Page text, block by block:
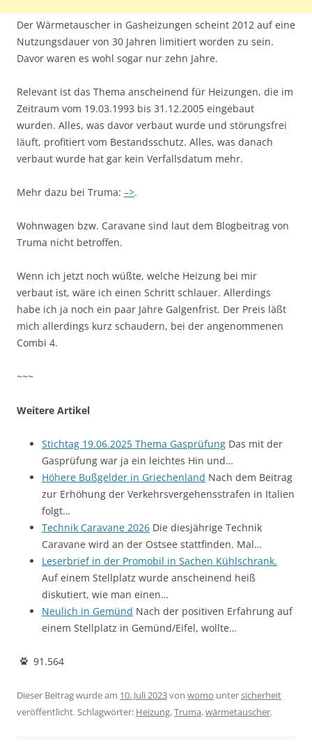
Der Wärmetauscher in Gasheizungen scheint 2012 auf eine
Nutzungsdauer von 30 Jahren limitiert worden zu sein.
Davor waren es wohl sogar nur zehn Jahre.
Relevant ist das Thema anscheinend für Heizungen, die im
Zeitraum vom 19.03.1993 bis 31.12.2005 eingebaut
wurden. Alles, was davor verbaut wurde und störungsfrei
läuft, profitiert vom Bestandsschutz. Alles, was danach
verbaut wurde hat gar kein Verfallsdatum mehr.
Mehr dazu bei Truma: –>.
Wohnwagen bzw. Caravane sind laut dem Blogbeitrag von
Truma nicht betroffen.
Wenn ich jetzt noch wüßte, welche Heizung bei mir
verbaut ist, wäre ich einen Schritt schlauer. Allerdings
habe ich ja noch ein paar Jahre Galgenfrist. Der Preis läßt
mich allerdings kurz schaudern, bei der angenommenen
Combi 4.
~~~
Weitere Artikel
Stichtag 19.06.2025 Thema Gasprüfung Das mit der
Gasprüfung war ja ein leichtes Hin und…
Höhere Bußgelder in Griechenland Nach dem Beitrag
zur Erhöhung der Verkehrsvergehensstrafen in Italien
folgt…
Technik Caravane 2026 Die diesjährige Technik
Caravane wird an der Ostsee stattfinden. Mal…
Leserbrief in der Promobil in Sachen Kühlschrank.
Auf einem Stellplatz wurde anscheinend heiß
diskutiert, wie man einen…
Neulich in Gemünd Nach der positiven Erfahrung auf
einem Stellplatz in Gemünd/Eifel, wollte…
91.564
Dieser Beitrag wurde am 10. Juli 2023von womo untersicherheit
veröffentlicht. Schlagwörter: Heizung,Truma,wärmetauscher.